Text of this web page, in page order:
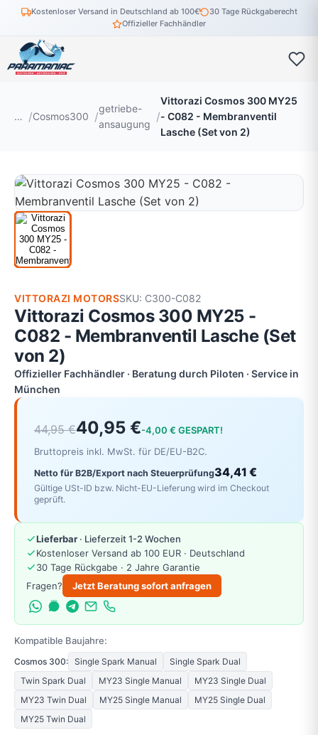
Kostenloser Versand in Deutschland ab 100€
30 Tage Rückgaberecht
Offizieller Fachhändler
… Cosmos300
getriebe-
ansaugung
Vittorazi Cosmos 300 MY25
- C082 - Membranventil
Lasche (Set von 2)
VITTORAZI MOTORSSKU: C300-C082
Vittorazi Cosmos 300 MY25 -
C082 - Membranventil Lasche (Set
von 2)
Offizieller Fachhändler · Beratung durch Piloten · Service in
München
44,95 €40,95 €-4,00 € GESPART!
Bruttopreis inkl. MwSt. für DE/EU-B2C.
Netto für B2B/Export nach Steuerprüfung34,41 €
Gültige USt-ID bzw. Nicht-EU-Lieferung wird im Checkout
geprüft.
Lieferbar · Lieferzeit 1-2 Wochen
Kostenloser Versand ab 100 EUR · Deutschland
30 Tage Rückgabe · 2 Jahre Garantie
Fragen?
Jetzt Beratung sofort anfragen
Kompatible Baujahre:
Cosmos 300: Single Spark Manual
Single Spark Dual
Twin Spark Dual
MY23 Single Manual
MY23 Single Dual
MY23 Twin Dual
MY25 Single Manual
MY25 Single Dual
MY25 Twin Dual